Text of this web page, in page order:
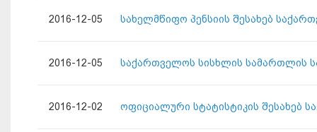
2016-12-05 სახელმწიფო პენსიის შესახებ
2016-12-05 საქართველოს სისხლის სამართლის
2016-12-02 ოფიციალური სტატისტიკის შესახებ